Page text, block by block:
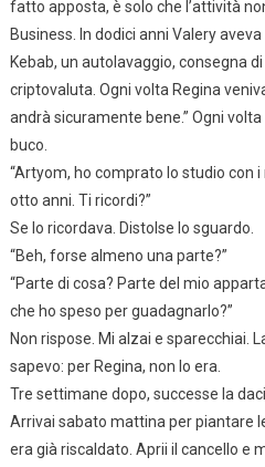
fatto apposta, è solo che l’attività
Business. In dodici anni Valery
Kebab, un autolavaggio, consegna
criptovaluta. Ogni volta Regina
andrà sicuramente bene.” Ogni
buco.
“Artyom, ho comprato lo studio con
otto anni. Ti ricordi?”
Se lo ricordava. Distolse lo sguardo.
“Beh, forse almeno una parte?”
“Parte di cosa? Parte del mio
che ho speso per guadagnarlo?”
Non rispose. Mi alzai e sparecchiai.
sapevo: per Regina, non lo era.
Tre settimane dopo, successe la
Arrivai sabato mattina per piantare
era già riscaldato. Aprii il cancello e